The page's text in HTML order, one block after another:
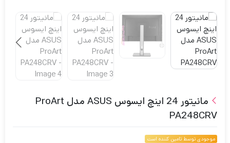
مانیتور 24 اینچ ایسوس ASUS مدل ProArt
PA248CRV
موجودی توسط تامین کننده است